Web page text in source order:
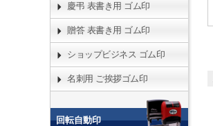
慶弔 表書き用 ゴム印
贈答 表書き用 ゴム印
ショップビジネス ゴム印
名刺用 ご挨拶ゴム印
回転自動印